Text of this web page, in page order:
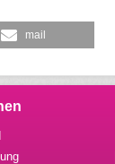
mail